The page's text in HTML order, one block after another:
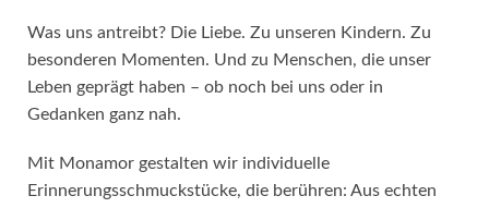
Was uns antreibt? Die Liebe. Zu unseren Kindern. Zu
besonderen Momenten. Und zu Menschen, die unser
Leben geprägt haben – ob noch bei uns oder in
Gedanken ganz nah.
Mit Monamor gestalten wir individuelle
Erinnerungsschmuckstücke, die berühren: Aus echten